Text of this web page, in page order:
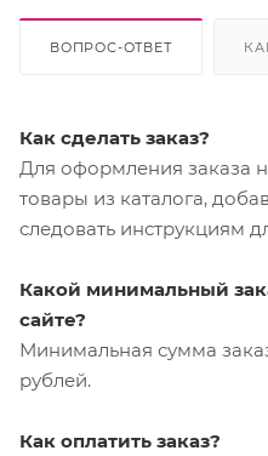
ВОПРОС-ОТВЕТ
Как сделать заказ?
Для оформления заказа
товары из каталога,
следовать инструкциям
Какой минимальный
сайте?
Минимальная сумма
рублей.
Как оплатить заказ?